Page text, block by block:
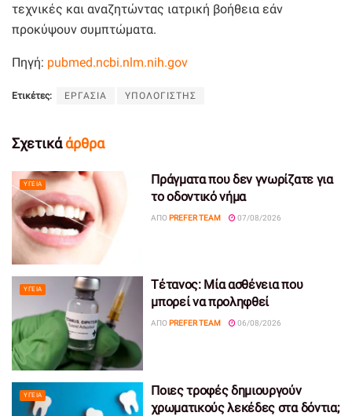
τεχνικές και αναζητώντας ιατρική βοήθεια εάν
προκύψουν συμπτώματα.
Πηγή: pubmed.ncbi.nlm.nih.gov
Ετικέτες: ΕΡΓΑΣΙΑ ΥΠΟΛΟΓΙΣΤΗΣ
Σχετικάάρθρα
ΥΓΕΊΑ
Πράγματα που δεν γνωρίζατε για
το οδοντικό νήμα
ΑΠΌ PREFER TEAM 07/08/2026
ΥΓΕΊΑ
Τέτανος: Μία ασθένεια που
μπορεί να προληφθεί
ΑΠΌ PREFER TEAM 06/08/2026
ΥΓΕΊΑ
Ποιες τροφές δημιουργούν
χρωματικούς λεκέδες στα δόντια;